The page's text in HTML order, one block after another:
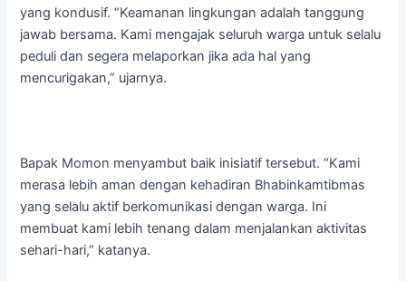
yang kondusif. “Keamanan lingkungan adalah tanggung
jawab bersama. Kami mengajak seluruh warga untuk selalu
peduli dan segera melaporkan jika ada hal yang
mencurigakan,” ujarnya.
Bapak Momon menyambut baik inisiatif tersebut. “Kami
merasa lebih aman dengan kehadiran Bhabinkamtibmas
yang selalu aktif berkomunikasi dengan warga. Ini
membuat kami lebih tenang dalam menjalankan aktivitas
sehari-hari,” katanya.